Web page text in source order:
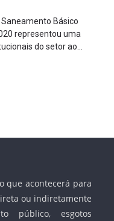
Básico
representou uma
do setor ao
privada,
que acontecerá para
ou indiretamente
público, esgotos